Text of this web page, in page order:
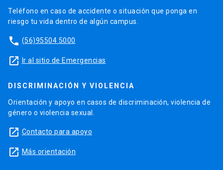
Teléfono en caso de accidente o situación que ponga en
riesgo tu vida dentro de algún campus.
phone (56)95504 5000
launch Ir al sitio de Emergencias
DISCRIMINACIÓN Y VIOLENCIA
Orientación y apoyo en casos de discriminación, violencia de
género o violencia sexual.
launch Contacto para apoyo
launch Más orientación